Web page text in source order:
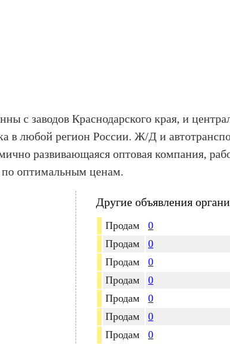
с заводов Краснодарского края, и
в любой регион России. Ж/Д и
развивающаяся оптовая компания,
по оптимальным ценам.
Другие объявления
Продам
0
Продам
0
Продам
0
Продам
0
Продам
0
Продам
0
Продам
0